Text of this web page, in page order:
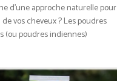
d’une approche naturelle pour
vos cheveux ? Les poudres
(ou poudres indiennes)